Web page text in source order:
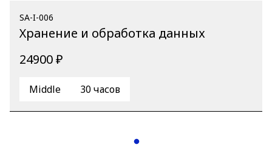
SA-I-006
Хранение и обработка данных
24900 ₽
Middle 30 часов